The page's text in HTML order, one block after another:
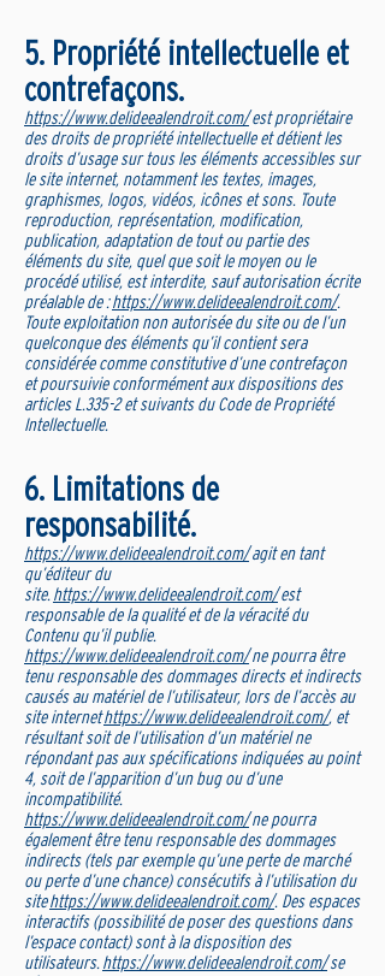
5. Propriété intellectuelle et
contrefaçons.
https://www.delideealendroit.com/est propriétaire
des droits de propriété intellectuelle et détient les
droits d’usage sur tous les éléments accessibles sur
le site internet, notamment les textes, images,
graphismes, logos, vidéos, icônes et sons. Toute
reproduction, représentation, modification,
publication, adaptation de tout ou partie des
éléments du site, quel que soit le moyen ou le
procédé utilisé, est interdite, sauf autorisation écrite
préalable de :https://www.delideealendroit.com/.
Toute exploitation non autorisée du site ou de l’un
quelconque des éléments qu’il contient sera
considérée comme constitutive d’une contrefaçon
et poursuivie conformément aux dispositions des
articles L.335-2 et suivants du Code de Propriété
Intellectuelle.
6. Limitations de
responsabilité.
https://www.delideealendroit.com/agit en tant
qu’éditeur du
site. https://www.delideealendroit.com/est
responsable de la qualité et de la véracité du
Contenu qu’il publie.
https://www.delideealendroit.com/ne pourra être
tenu responsable des dommages directs et indirects
causés au matériel de l’utilisateur, lors de l’accès au
site internethttps://www.delideealendroit.com/, et
résultant soit de l’utilisation d’un matériel ne
répondant pas aux spécifications indiquées au point
4, soit de l’apparition d’un bug ou d’une
incompatibilité.
https://www.delideealendroit.com/ne pourra
également être tenu responsable des dommages
indirects (tels par exemple qu’une perte de marché
ou perte d’une chance) consécutifs à l’utilisation du
sitehttps://www.delideealendroit.com/. Des espaces
interactifs (possibilité de poser des questions dans
l’espace contact) sont à la disposition des
utilisateurs. https://www.delideealendroit.com/se